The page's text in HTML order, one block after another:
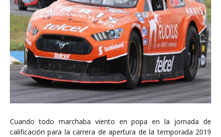
Cuando todo marchaba viento en popa en la jornada de
calificación para la carrera de apertura de la temporada 2019